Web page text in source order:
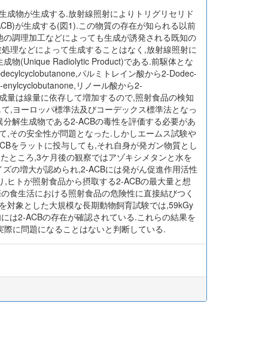
物が生成する.放射線照射によりトリグリセリド
が生成する(図1).この物質の存在が知られる以前
調理加工などによっても生成が誘発される既知の
理などによって生成することはなく,放射線照射に
物(Unique Radiolytic Product)である.前駆体とな
パルミトレイン酸から2-Dodec-
リノール酸から2-
は線量に依存して増加するので,照射食品の検知
,ヨーロッパ標準法及びコーデックス標準法となっ
解生成物である2-ACBの毒性を評価する必要があ
,その安全性が問題となった.しかしエームス試験や
をラットに投与しても,それ自身が発ガン物質とし
ところ,3ケ月後の観察ではアゾキシメタンと水を
の増大が認められ,2-ACBには発がん促進作用活性
トが照射食品から摂取する2-ACBの最大量と想
食生活における照射食品の危険性に直接結びつく
対象とした大規模な長期動物飼育試験では,59kGy
は2-ACBの存在が確認されている.これらの結果を
に問題になることはないと判断している.